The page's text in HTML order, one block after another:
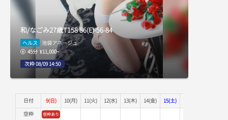
14:40
14:50
15:00
15:20
15:30
和/なごみ27歳T15886(E)-56-84
ヘルス
池袋アネージュ
45分 ¥11,000~
次枠 08/09 14:50
日付 9(日) 10(月) 11(火) 12(水) 13(木) 14(金) 15(土)
空枠
空枠あり